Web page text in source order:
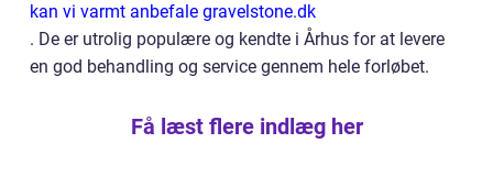
kan vi varmt anbefale gravelstone.dk
. De er utrolig populære og kendte i Århus for at levere
en god behandling og service gennem hele forløbet.
Få læst flere indlæg her